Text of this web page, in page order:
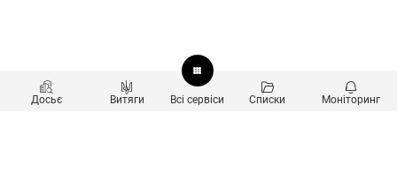
Досьє Витяги Всі сервіси Списки Моніторинг